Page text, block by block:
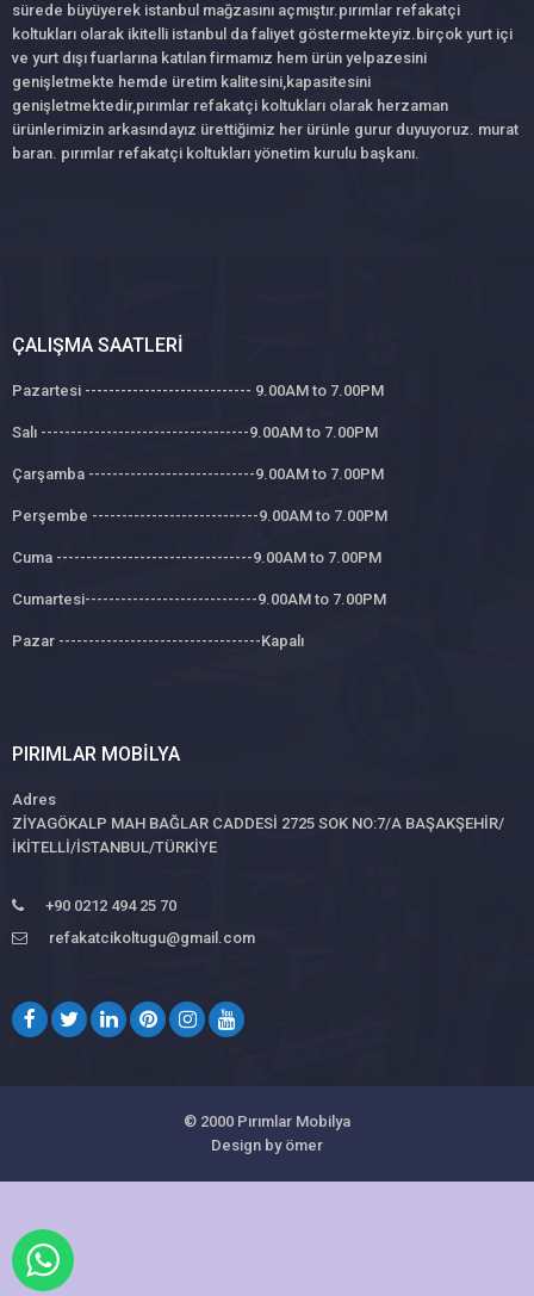
sürede büyüyerek istanbul mağzasını açmıştır.pırımlar refakatçi
koltukları olarak ikitelli istanbul da faliyet göstermekteyiz.birçok yurt içi
ve yurt dışı fuarlarına katılan firmamız hem ürün yelpazesini
genişletmekte hemde üretim kalitesini,kapasitesini
genişletmektedir,pırımlar refakatçi koltukları olarak herzaman
ürünlerimizin arkasındayız ürettiğimiz her ürünle gurur duyuyoruz. murat
baran. pırımlar refakatçi koltukları yönetim kurulu başkanı.
ÇALIŞMA SAATLERI
Pazartesi ---------------------------- 9.00AM to 7.00PM
Salı -----------------------------------9.00AM to 7.00PM
Çarşamba ----------------------------9.00AM to 7.00PM
Perşembe ----------------------------9.00AM to 7.00PM
Cuma ---------------------------------9.00AM to 7.00PM
Cumartesi-----------------------------9.00AM to 7.00PM
Pazar ----------------------------------Kapalı
PIRIMLAR MOBILYA
Adres
ZİYAGÖKALP MAH BAĞLAR CADDESİ 2725 SOK NO:7/A BAŞAKŞEHİR/
İKİTELLİ/İSTANBUL/TÜRKİYE
+90 0212 494 25 70
refakatcikoltugu@gmail.com
© 2000 Pırımlar Mobilya
Design by ömer